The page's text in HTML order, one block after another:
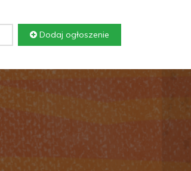
Dodaj ogłoszenie